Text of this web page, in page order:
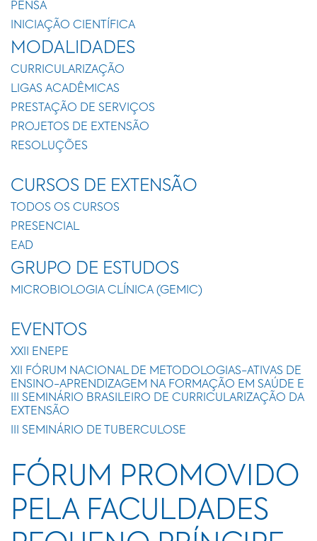
PENSA
INICIAÇÃO CIENTÍFICA
MODALIDADES
CURRICULARIZAÇÃO
LIGAS ACADÊMICAS
PRESTAÇÃO DE SERVIÇOS
PROJETOS DE EXTENSÃO
RESOLUÇÕES
CURSOS DE EXTENSÃO
TODOS OS CURSOS
PRESENCIAL
EAD
GRUPO DE ESTUDOS
MICROBIOLOGIA CLÍNICA (GEMIC)
EVENTOS
XXII ENEPE
XII FÓRUM NACIONAL DE METODOLOGIAS-ATIVAS DE
ENSINO-APRENDIZAGEM NA FORMAÇÃO EM SAÚDE E
III SEMINÁRIO BRASILEIRO DE CURRICULARIZAÇÃO DA
EXTENSÃO
III SEMINÁRIO DE TUBERCULOSE
FÓRUM PROMOVIDO
PELA FACULDADES